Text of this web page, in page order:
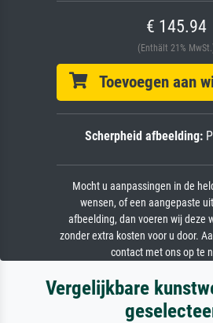
€ 145.94
(Enthält 21%
Toevoegen aan
Scherpheid afbeelding:
Mocht u aanpassingen in de
wensen, of een aangepaste
afbeelding, dan voeren wij deze
zonder extra kosten voor u door.
contact met ons op te
Vergelijkbare